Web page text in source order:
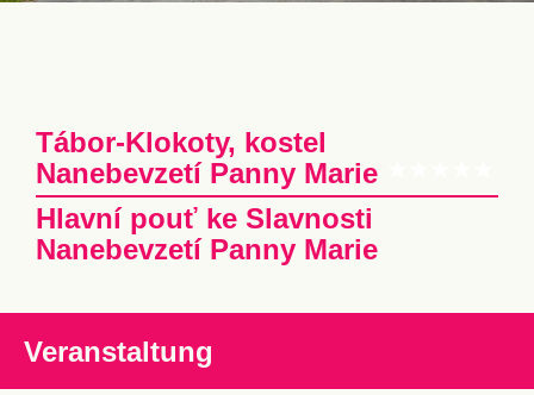
Tábor-Klokoty, kostel
Nanebevzetí Panny Marie
Hlavní pouť ke Slavnosti
Nanebevzetí Panny Marie
Veranstaltung